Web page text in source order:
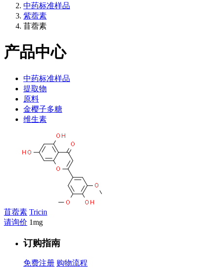
中药标准样品
紫蓿素
苜蓿素
产品中心
中药标准样品
提取物
原料
金樱子多糖
维生素
苜蓿素 Tricin
请询价 1mg
订购指南
免费注册 购物流程